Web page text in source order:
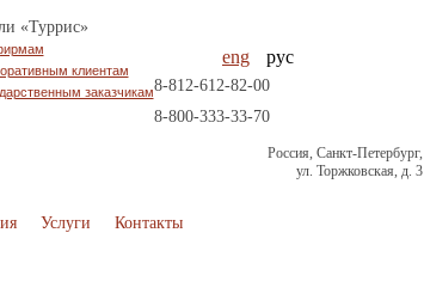
«Туррис»
клиентам
заказчикам
eng рус
8-812-612-82-00
8-800-333-33-70
Россия, Санкт-Петербург,
ул. Торжковская, д. 3
Услуги Контакты